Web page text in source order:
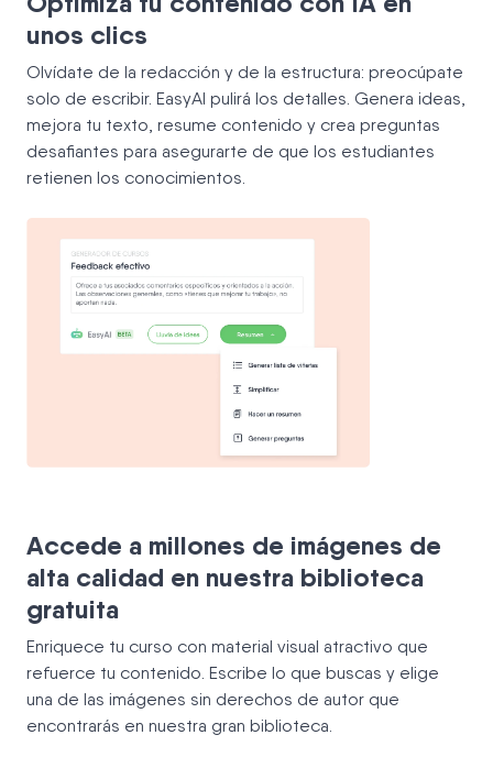
unos clics
Olvídate de la redacción y de la estructura: preocúpate
solo de escribir. EasyAI pulirá los detalles. Genera ideas,
mejora tu texto, resume contenido y crea preguntas
desafiantes para asegurarte de que los estudiantes
retienen los conocimientos.
Accede a millones de imágenes de
alta calidad en nuestra biblioteca
gratuita
Enriquece tu curso con material visual atractivo que
refuerce tu contenido. Escribe lo que buscas y elige
una de las imágenes sin derechos de autor que
encontrarás en nuestra gran biblioteca.